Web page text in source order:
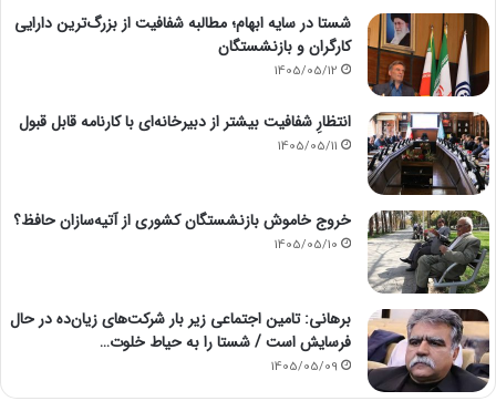
شستا در سایه ابهام؛ مطالبه شفافیت از بزرگ‌ترین دارایی
کارگران و بازنشستگان
1405/05/12
انتظارِ شفافیت بیشتر از دبیرخانه‌ای با کارنامه قابل قبول
1405/05/11
خروج خاموش بازنشستگان کشوری از آتیه‌سازان حافظ؟
1405/05/10
برهانی: تامین اجتماعی زیر بار شرکت‌های زیان‌ده در حال
فرسایش است / شستا را به حیاط خلوت…
1405/05/09